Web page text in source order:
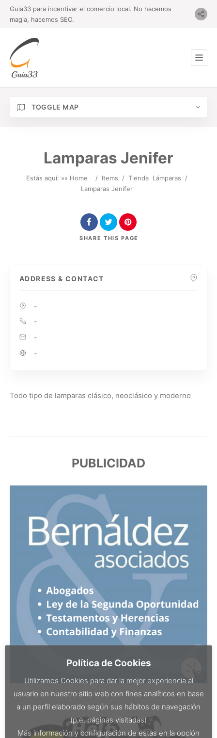
Guia33 para incentivar el comercio local. No hacemos
magia, hacemos SEO.
TOGGLE MAP
Lamparas Jenifer
Estás aquí: »» Home / Items / Tienda Lámparas
/
Lamparas Jenifer
SHARE THIS PAGE
ADDRESS & CONTACT
-
-
-
-
Todo tipo de lamparas clásico, neoclásico y moderno
PUBLICIDAD
Política de Cookies
Utilizamos Cookies para dar la mejor experiencia al
usuario en nuestro sitio web con fines analíticos en base
a un perfil elaborado según sus hábitos de navegación
(p.e. páginas visitadas)
Más información y configuración de éstas en la opción